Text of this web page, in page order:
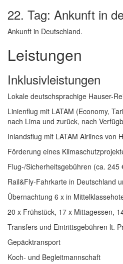
22. Tag: Ankunft in
Ankunft in Deutschland.
Leistungen
Inklusivleistungen
Lokale deutschsprachige Hauser-
Linienflug mit LATAM (Economy,
nach Lima und zurück, nach
Inlandsflug mit LATAM Airlines von
Förderung eines
Flug-/Sicherheitsgebühren (ca. 245
Rail&Fly-Fahrkarte in Deutschland
Übernachtung 6 x in
20 x Frühstück, 17 x Mittagessen,
Transfers und Eintrittsgebühren lt.
Gepäcktransport
Koch- und Begleitmannschaft